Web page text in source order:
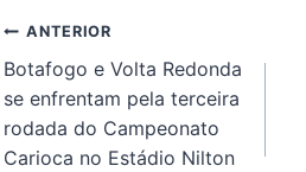
Navegação
de
Post
ANTERIOR
Botafogo e Volta Redonda
se enfrentam pela terceira
rodada do Campeonato
Carioca no Estádio Nilton